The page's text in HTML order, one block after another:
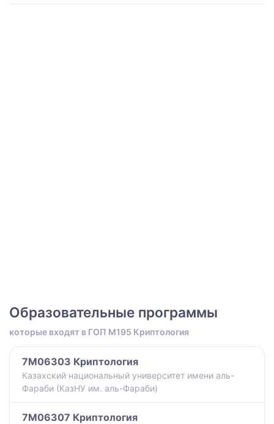
Образовательные программы
которые входят в ГОП M195 Криптология
7M06303 Криптология
Казахский национальный университет имени аль-
Фараби (КазНУ им. аль-Фараби)
7M06307 Криптология